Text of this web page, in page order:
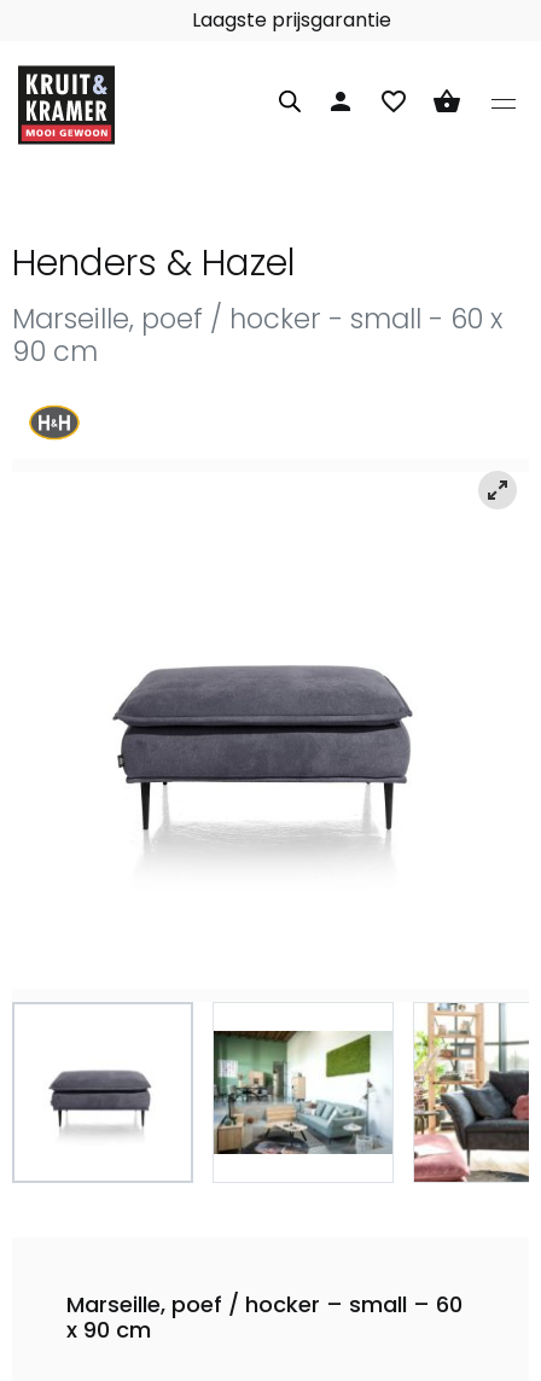
person favorite_border shopping_basket
Henders & Hazel
Marseille, poef / hocker - small - 60 x
90 cm
Marseille, poef / hocker – small – 60
x 90 cm